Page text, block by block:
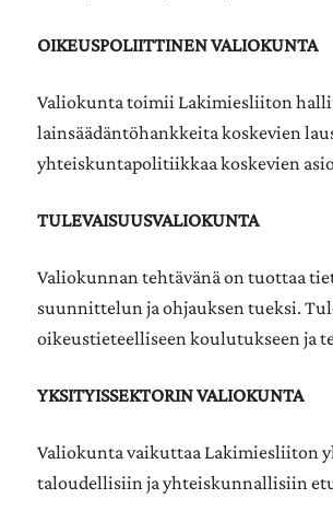
OIKEUSPOLIITTINEN VALIOKUNTA
Valiokunta toimii Lakimiesliiton
lainsäädäntöhankkeita koskevien
yhteiskuntapolitiikkaa koskevien
TULEVAISUUSVALIOKUNTA
Valiokunnan tehtävänä on tuottaa
suunnittelun ja ohjauksen tueksi.​
oikeustieteelliseen koulutukseen ja
YKSITYISSEKTORIN VALIOKUNTA
Valiokunta vaikuttaa Lakimiesliiton
taloudellisiin ja yhteiskunnallisiin